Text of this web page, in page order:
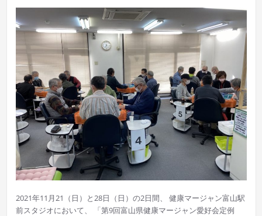
2021年11月21（日）と28日（日）の2日間、 健康マージャン富山駅
前スタジオにおいて、 「第9回富山県健康マージャン愛好会定例